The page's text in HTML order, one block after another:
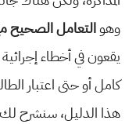
وهوالتعامل الصحيح
يقعون في أخطاء
كامل أو حتى اعتبار
هذا الدليل، سنشرح لك